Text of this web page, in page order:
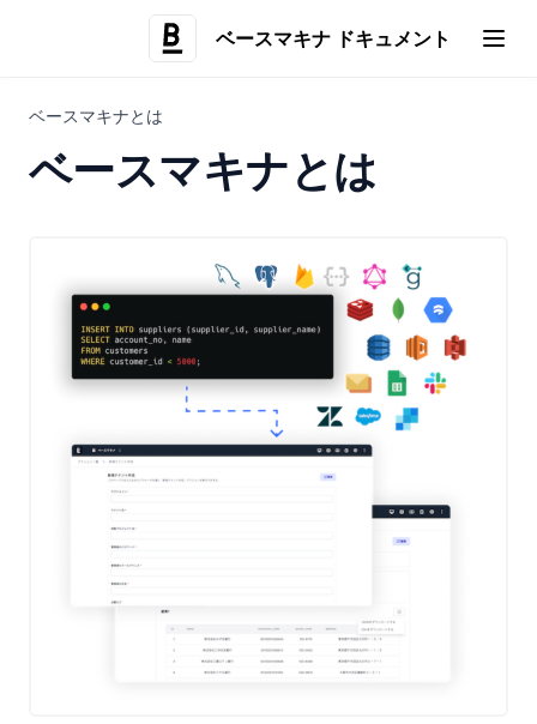
ベースマキナ ドキュメント
(opens
ログイン
(opens in a new tab)
ご質問・ご要望
(opens in a new tab)
ベースマキナとは
ベースマキナとは